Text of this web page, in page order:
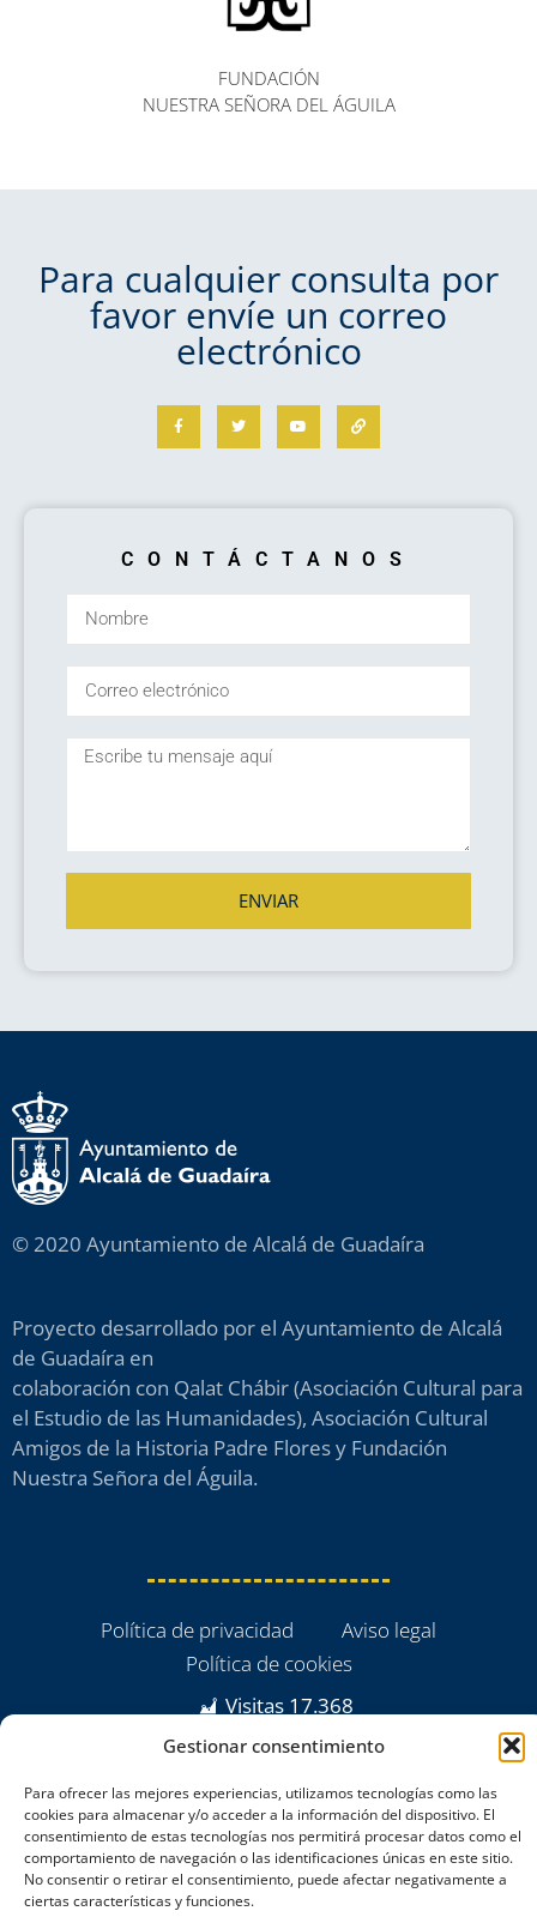
Gestionar consentimiento
Para ofrecer las mejores experiencias, utilizamos tecnologías como las
cookies para almacenar y/o acceder a la información del dispositivo. El
consentimiento de estas tecnologías nos permitirá procesar datos como el
comportamiento de navegación o las identificaciones únicas en este sitio.
No consentir o retirar el consentimiento, puede afectar negativamente a
ciertas características y funciones.
FUNDACIÓN
NUESTRA SEÑORA DEL ÁGUILA
Para cualquier consulta por
favor envíe un correo
electrónico
CONTÁCTANOS
ENVIAR
© 2020 Ayuntamiento de Alcalá de Guadaíra
Proyecto desarrollado por el Ayuntamiento de Alcalá
de Guadaíra en
colaboración con Qalat Chábir (Asociación Cultural para
el Estudio de las Humanidades), Asociación Cultural
Amigos de la Historia Padre Flores y Fundación
Nuestra Señora del Águila.
Política de privacidad
Aviso legal
Política de cookies
Visitas 17.368
powered by